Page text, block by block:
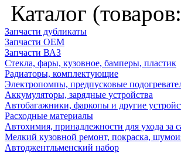
Каталог (товаров:
Запчасти дубликаты
Запчасти ОЕМ
Запчасти ВАЗ
Стекла, фары, кузовное, бамперы, пластик
Радиаторы, комплектующие
Электропомпы, предпусковые
Аккумуляторы, зарядные устройства
Автобагажники, фаркопы и другие
Расходные материалы
Автохимия, принадлежности для ухода за
Мелкий кузовной ремонт, покраска,
Автоджентльменский набор